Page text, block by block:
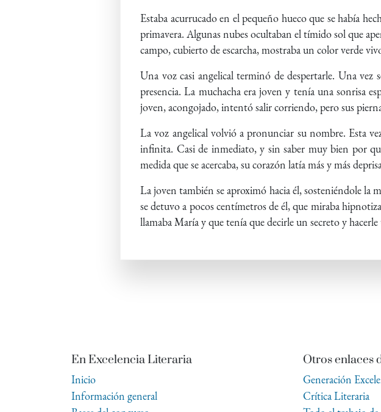
Estaba acurrucado en el pequeño hueco que se había
primavera. Algunas nubes ocultaban el tímido sol que
campo, cubierto de escarcha, mostraba un color verde
Una voz casi angelical terminó de despertarle. Una vez
presencia. La muchacha era joven y tenía una sonrisa
joven, acongojado, intentó salir corriendo, pero sus
La voz angelical volvió a pronunciar su nombre. Esta
infinita. Casi de inmediato, y sin saber muy bien por
medida que se acercaba, su corazón latía más y más
La joven también se aproximó hacia él, sosteniéndole la
se detuvo a pocos centímetros de él, que miraba
llamaba María y que tenía que decirle un secreto y
En Excelencia Literaria
Inicio
Información general
Otros enlaces
Generación
Crítica Literaria